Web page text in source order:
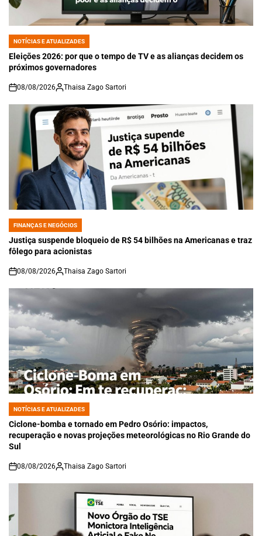
POSTED
IN
NOTÍCIAS E ATUALIZADES
Eleições 2026: por que o tempo de TV e as alianças decidem os
próximos governadores
on
08/08/2026 Thaisa Zago Sartori
POSTED
IN
FINANÇAS E NEGÓCIOS
Justiça suspende bloqueio de R$ 54 bilhões na Americanas e traz
fôlego para acionistas
on
08/08/2026 Thaisa Zago Sartori
POSTED
IN
NOTÍCIAS E ATUALIZADES
Ciclone-bomba e tornado em Pedro Osório: impactos,
recuperação e novas projeções meteorológicas no Rio Grande do
Sul
on
08/08/2026 Thaisa Zago Sartori